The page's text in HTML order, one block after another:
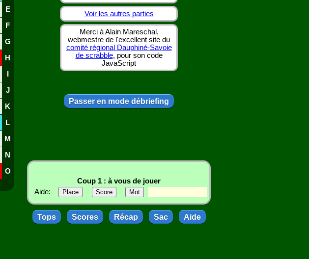
E
F
G
H
J
K
L
M
N
O
Voir les autres parties
Merci à Alain Mareschal,
webmestre de l'excellent site du
comité régional Dauphiné-Savoie
de scrabble, pour son code
JavaScript
Passer en mode débriefing
Coup 1 : à vous de jouer
Aide:
Tops Scores Récap Sac Aide